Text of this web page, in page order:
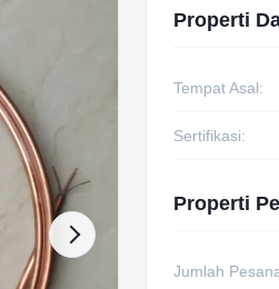
Properti
Tempat Asal:
Sertifikasi:
Properti
Jumlah